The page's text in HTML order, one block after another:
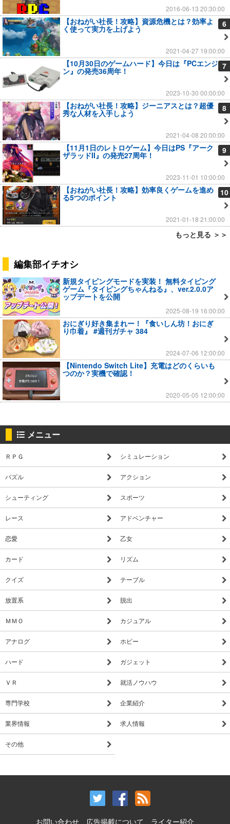
2016-06-13 20:30:00
6
【おねがい社長！攻略】資源危機とは？効率よ
く使って実力を上げよう
2021-04-27 19:00:00
7
【10月30日のゲームハード】今日は『PCエンジ
ン』の発売36周年！
2023-10-30 00:00:00
8
【おねがい社長！攻略】ジーニアスとは？超優
秀な人材を入手しよう
2021-04-08 20:00:00
9
【11月1日のレトロゲーム】今日はPS『アーク
ザラッドII』の発売27周年！
2023-11-01 10:00:00
10
【おねがい社長！攻略】効率良くゲームを進め
る5つのポイント
2021-01-18 21:00:00
もっと見る ＞＞
編集部イチオシ
新規タイピングモードを実装！ 無料タイピング
ゲーム『タイピングちゃんねる』、ver.2.0.0ア
ップデートを公開
2025-08-19 16:00:00
おにぎり好き集まれー！『食いしん坊！おにぎ
り巾着』 #週刊ガチャ 384
2024-07-06 12:00:00
【Nintendo Switch Lite】充電はどのくらいも
つのか？実機で確認！
2020-05-05 12:00:00
メニュー
ＲＰＧ シミュレーション
パズル アクション
シューティング スポーツ
レース アドベンチャー
恋愛 乙女
カード リズム
クイズ テーブル
放置系 脱出
ＭＭＯ カジュアル
アナログ ホビー
ハード ガジェット
ＶＲ 就活ノウハウ
専門学校 企業紹介
業界情報 求人情報
その他
お問い合わせ 広告掲載について ライター紹介